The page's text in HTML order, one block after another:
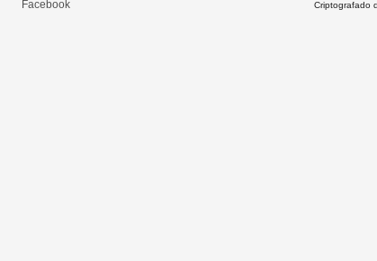
Facebook
Criptografado